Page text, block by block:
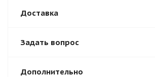
Доставка
Задать вопрос
Дополнительно